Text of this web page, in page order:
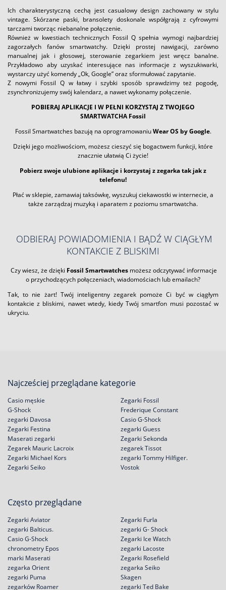
Ich charakterystyczną cechą jest casualowy design zachowany w stylu
vintage. Skórzane paski, bransolety doskonale współgrają z cyfrowymi
tarczami tworząc niebanalne połączenie.
Również w kwestiach technicznych Fossil Q spełnia wymogi najbardziej
zagorzałych fanów smartwatchy. Dzięki prostej nawigacji, zarówno
manualnej jak i głosowej, sterowanie zegarkiem jest wręcz banalne.
Przykładowo aby uzyskać interesujące nas informacje z wyszukiwarki,
wystarczy użyć komendy „Ok, Google” oraz sformułować zapytanie.
Z nowymi Fossil Q w łatwy i szybki sposób sprawdzimy też pogodę,
zsynchronizujemy swój kalendarz, a nawet wykonamy połączenie.
POBIERAJ APLIKACJE I W PEŁNI KORZYSTAJ Z TWOJEGO
SMARTWATCHA Fossil
Fossil Smartwatches bazują na oprogramowaniuWear OS by Google.
Dzięki jego możliwościom, możesz cieszyć się bogactwem funkcji, które
znacznie ułatwią Ci życie!
Pobierz swoje ulubione aplikacje i korzystaj z zegarka tak jak z
telefonu!
Płać w sklepie, zamawiaj taksówkę, wyszukuj ciekawostki w internecie, a
także zarządzaj muzyką i aparatem z poziomu smartwatcha.
ODBIERAJ POWIADOMIENIA I BĄDŹ W CIĄGŁYM
KONTAKCIE Z BLISKIMI
Czy wiesz, że dzięki Fossil Smartwatches możesz odczytywać informacje
o przychodzących połączeniach, wiadomościach lub emailach?
Tak, to nie żart! Twój inteligentny zegarek pomoże Ci być w ciągłym
kontakcie z bliskimi, nawet wtedy, kiedy Twój smartfon musi pozostać w
ukryciu.
Najcześciej przeglądane kategorie
Casio męskie
G-Shock
zegarki Davosa
Zegarki Festina
Zegarki Fossil
Frederique Constant
Casio G-Shock
zegarki Guess
Maserati zegarki
Zegarek Mauric Lacroix
Zegarki Michael Kors
Zegarki Seiko
Zegarki Sekonda
zegarek Tissot
zegarki Tommy Hilfiger.
Vostok
Często przeglądane
Zegarki Aviator
zegarki Balticus.
Casio G-Shock
chronometry Epos
Zegarki Furla
zegarki G- Shock
Zegarki Ice Watch
zegarki Lacoste
marki Maserati
zegarka Orient
zegarki Puma
zegarków Roamer
Zegarki Rosefield
zegarka Seiko
Skagen
zegarki Ted Bake